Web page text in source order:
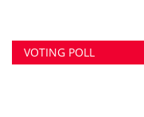
VOTING POLL